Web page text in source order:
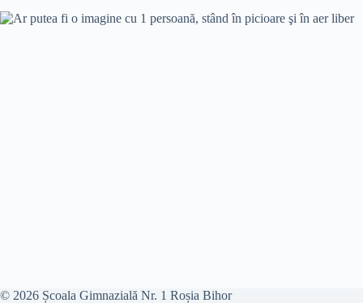
© 2026 Școala Gimnazială Nr. 1 Roșia Bihor